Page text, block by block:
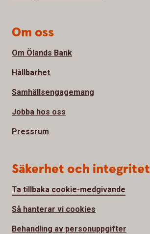
Om oss
Om Ölands Bank
Hållbarhet
Samhällsengagemang
Jobba hos oss
Pressrum
Säkerhet och integritet
Ta tillbaka cookie-medgivande
Så hanterar vi cookies
Behandling av personuppgifter